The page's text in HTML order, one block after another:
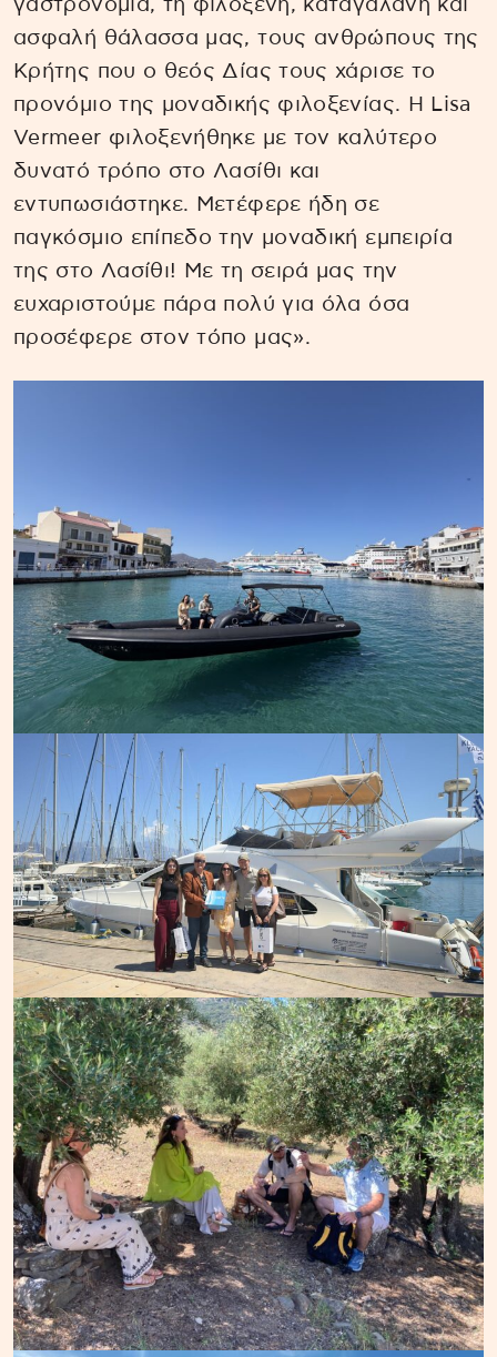
γαστρονομία, τη φιλόξενη, καταγάλανη και
ασφαλή θάλασσα μας, τους ανθρώπους της
Κρήτης που ο θεός Δίας τους χάρισε το
προνόμιο της μοναδικής φιλοξενίας. Η Lisa
Vermeer φιλοξενήθηκε με τον καλύτερο
δυνατό τρόπο στο Λασίθι και
εντυπωσιάστηκε. Μετέφερε ήδη σε
παγκόσμιο επίπεδο την μοναδική εμπειρία
της στο Λασίθι! Με τη σειρά μας την
ευχαριστούμε πάρα πολύ για όλα όσα
προσέφερε στον τόπο μας».